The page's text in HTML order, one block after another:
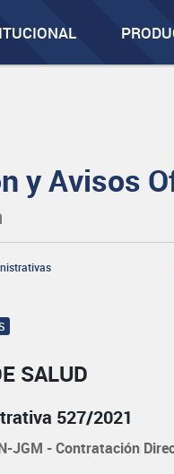
y Avisos
SALUD
527/2021
JGM - Contratación